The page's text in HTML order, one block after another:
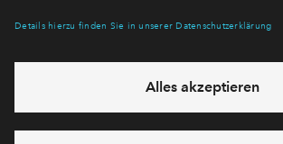
mehr! Wir halten Sie auf dem Laufenden
über den Stand dieses und weiterer